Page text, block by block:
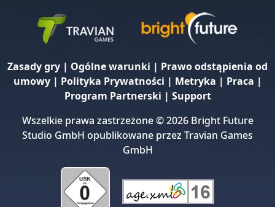
Zasady gry | Ogólne warunki | Prawo odstąpienia od
umowy| Polityka Prywatności | Metryka | Praca |
Program Partnerski | Support
Wszelkie prawa zastrzeżone © 2026 Bright Future
Studio GmbH opublikowane przez Travian Games
GmbH